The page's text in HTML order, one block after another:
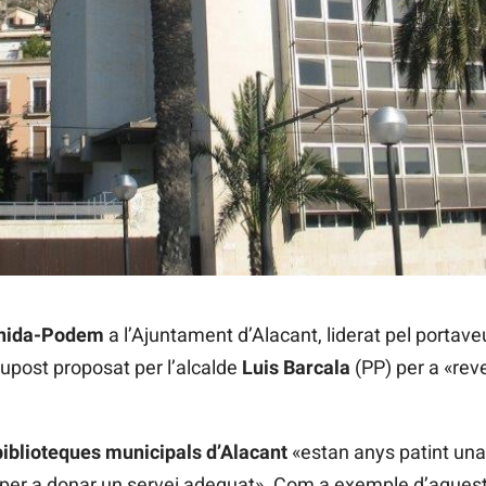
Podem a l’Ajuntament d’Alacant, liderat pel
proposat per l’alcalde Luis Barcala (PP) per a
municipals d’Alacant«estan anys patint